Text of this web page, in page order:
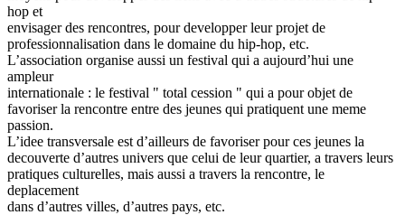
hop et
envisager des rencontres, pour developper leur projet de
professionnalisation dans le domaine du hip-hop, etc.
L’association organise aussi un festival qui a aujourd’hui une
ampleur
internationale : le festival " total cession " qui a pour objet de
favoriser la rencontre entre des jeunes qui pratiquent une meme
passion.
L’idee transversale est d’ailleurs de favoriser pour ces jeunes la
decouverte d’autres univers que celui de leur quartier, a travers leurs
pratiques culturelles, mais aussi a travers la rencontre, le
deplacement
dans d’autres villes, d’autres pays, etc.